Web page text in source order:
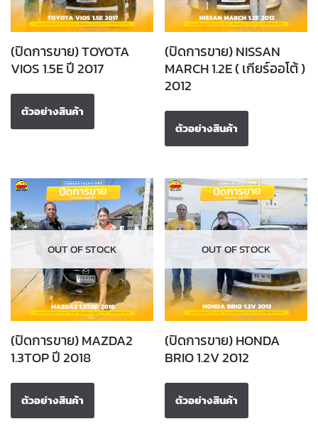
(ปิดการขาย) TOYOTA
VIOS 1.5E ปี 2017
ตัวอย่างสินค้า
(ปิดการขาย) NISSAN
MARCH 1.2E ( เกียร์ออโต้ )
2012
ตัวอย่างสินค้า
OUT OF STOCK
(ปิดการขาย) MAZDA2
1.3TOP ปี 2018
ตัวอย่างสินค้า
OUT OF STOCK
(ปิดการขาย) HONDA
BRIO 1.2V 2012
ตัวอย่างสินค้า